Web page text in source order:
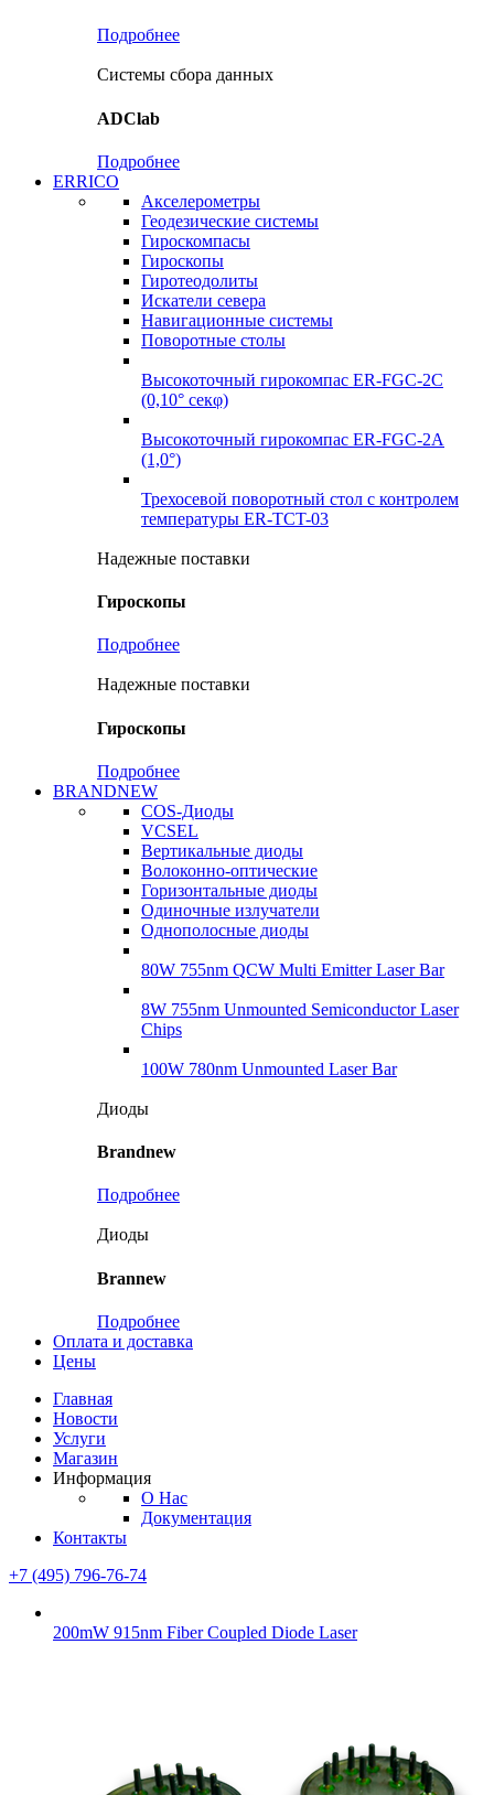
Подробнее
Системы сбора данных
ADClab
Подробнее
ERRICO
Акселерометры
Геодезические системы
Гироскомпасы
Гироскопы
Гиротеодолиты
Искатели севера
Навигационные системы
Поворотные столы
Высокоточный гирокомпас ER-FGC-2C
(0,10° секφ)
Высокоточный гирокомпас ER-FGC-2A
(1,0°)
Трехосевой поворотный стол с контролем
температуры ER-TCT-03
Надежные поставки
Гироскопы
Подробнее
Надежные поставки
Гироскопы
Подробнее
BRANDNEW
COS-Диоды
VCSEL
Вертикальные диоды
Волоконно-оптические
Горизонтальные диоды
Одиночные излучатели
Однополосные диоды
80W 755nm QCW Multi Emitter Laser Bar
8W 755nm Unmounted Semiconductor Laser
Chips
100W 780nm Unmounted Laser Bar
Диоды
Brandnew
Подробнее
Диоды
Brannew
Подробнее
Оплата и доставка
Цены
Главная
Новости
Услуги
Магазин
Информация
О Нас
Документация
Контакты
+7 (495) 796-76-74
200mW 915nm Fiber Coupled Diode Laser